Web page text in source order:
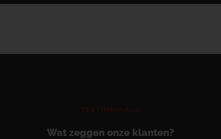
TESTIMONIALS
Wat zeggen onze klanten?